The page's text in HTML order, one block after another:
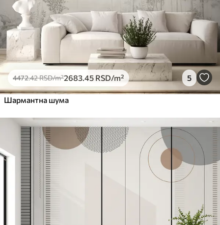
4472.42RSD/m²2683 .45 RSD/m² 5
Шармантна шума